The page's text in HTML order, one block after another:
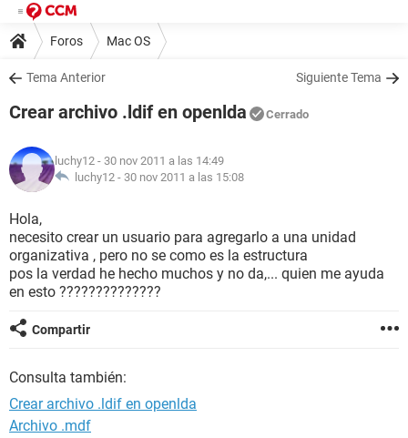
Foros Mac OS
Tema Anterior Siguiente Tema
Crear archivo .ldif en openlda Cerrado
luchy12 - 30 nov 2011 a las 14:49
luchy12 - 30 nov 2011 a las 15:08
Hola,
necesito crear un usuario para agregarlo a una unidad
organizativa , pero no se como es la estructura
pos la verdad he hecho muchos y no da,... quien me ayuda
en esto ??????????????
Compartir
Consulta también:
Crear archivo .ldif en openlda
Archivo .mdf